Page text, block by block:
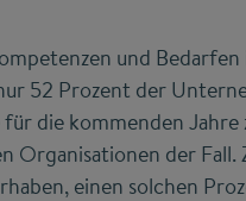
und
52 Prozent der
die kommenden
Organisationen der Fall.
einen solchen